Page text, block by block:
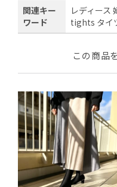
関連キー
ワード
レディース
tights タイ
この商品